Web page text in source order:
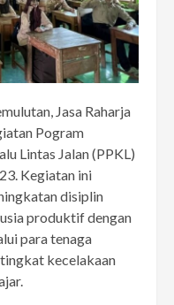
Jasa Raharja
Pogram
Lintas Jalan (PPKL)
Kegiatan ini
disiplin
produktif dengan
para tenaga
kecelakaan